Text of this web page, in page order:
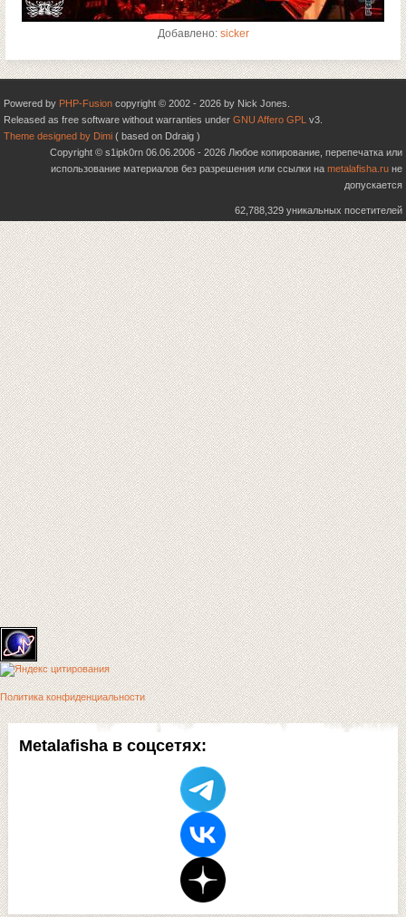
Metalafisha в соцсетях:
Добавлено: sicker
Powered by PHP-Fusion copyright © 2002 - 2026 by Nick Jones.
Released as free software without warranties under GNU Affero GPL v3.
Theme designed by Dimi ( based on Ddraig )
Copyright © s1ipk0rn 06.06.2006 - 2026 Любое копирование, перепечатка или
использование материалов без разрешения или ссылки на metalafisha.ru не
допускается
62,788,329 уникальных посетителей
Политика конфиденциальности